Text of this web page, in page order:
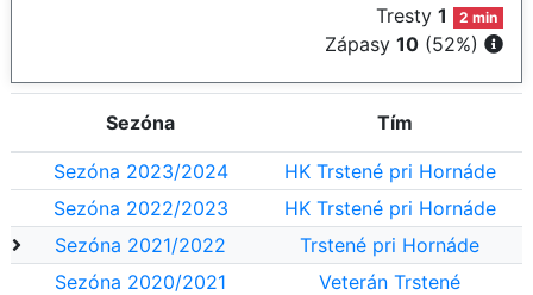
Tresty1 2 min
Zápasy 10 (52%)
Sezóna Tím
Sezóna 2023/2024
HK Trstené pri Hornáde
Sezóna 2022/2023
HK Trstené pri Hornáde
Sezóna 2021/2022
Trstené pri Hornáde
Sezóna 2020/2021
Veterán Trstené